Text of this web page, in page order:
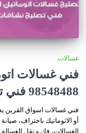
غسالات
فني غسالات
98548488 فني تصليح غسالات ملابس
فني غسالات اسواق القرين
أو الاتوماتيك باحتراف،
الغسالات، فك و نقل الغسالة